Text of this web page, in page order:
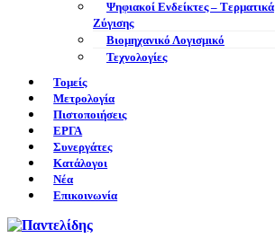
Ψηφιακοί Ενδείκτες – Tερματικά
Ζύγισης
Βιομηχανικό Λογισμικό
Τεχνολογίες
Τομείς
Μετρολογία
Πιστοποιήσεις
ΕΡΓΑ
Συνεργάτες
Κατάλογοι
Νέα
Επικοινωνία